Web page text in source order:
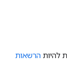
הרשאות